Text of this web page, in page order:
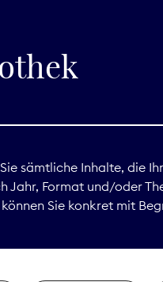
BDZVplus GmbH
Service
sämtliche Inhalte, die
Jahr, Format und/oder
Sie konkret mit